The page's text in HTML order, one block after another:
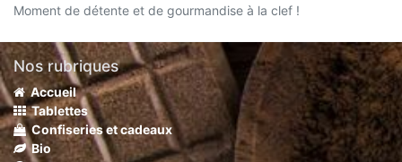
Moment de détente et de gourmandise à la clef !
Nos rubriques
Accueil
Tablettes
Confiseries et cadeaux
Bio